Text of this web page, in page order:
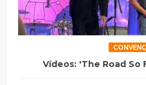
Vídeos: 'The Road So